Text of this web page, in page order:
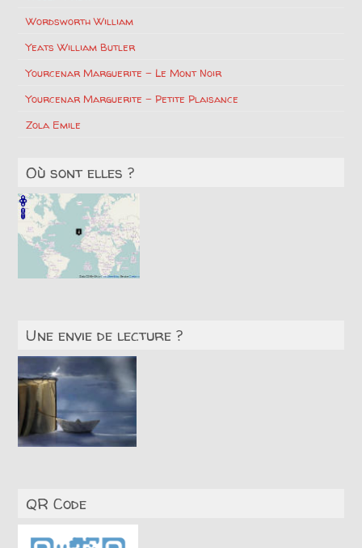
Wordsworth William
Yeats William Butler
Yourcenar Marguerite – Le Mont Noir
Yourcenar Marguerite – Petite Plaisance
Zola Emile
Où sont elles ?
Une envie de lecture ?
QR Code